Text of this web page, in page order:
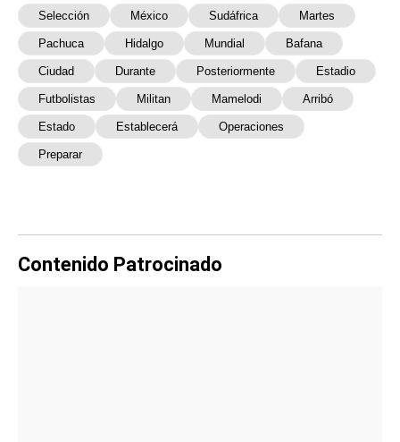
Selección México Sudáfrica Martes
Pachuca Hidalgo Mundial Bafana
Ciudad Durante Posteriormente Estadio
Futbolistas Militan Mamelodi Arribó
Estado Establecerá Operaciones
Preparar
Contenido Patrocinado